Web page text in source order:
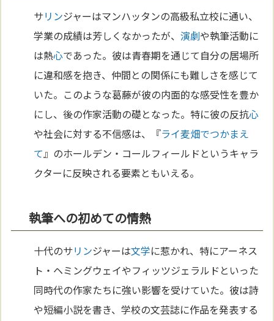
サリンジャーはマンハッタンの高級私立校に通い、
学業の成績は芳しくなかったが、演劇や執筆活動に
は熱心であった。彼は青春期を通じて自分の居場所
に違和感を抱き、仲間との関係にも難しさを感じて
いた。このような葛藤が彼の内面的な感受性を豊か
にし、後の作家活動の礎となった。特に彼の反抗心
や社会に対する不信感は、『ライ麦畑でつかまえ
て』のホールデン・コールフィールドというキャラ
クターに反映される要素ともいえる。
執筆への初めての情熱
十代のサリンジャーは文学に惹かれ、特にアーネス
ト・ヘミングウェイやフィッツジェラルドといった
同時代の作家たちに強い影響を受けていた。彼は詩
や短編小説を書き、学校の文芸誌に作品を発表する